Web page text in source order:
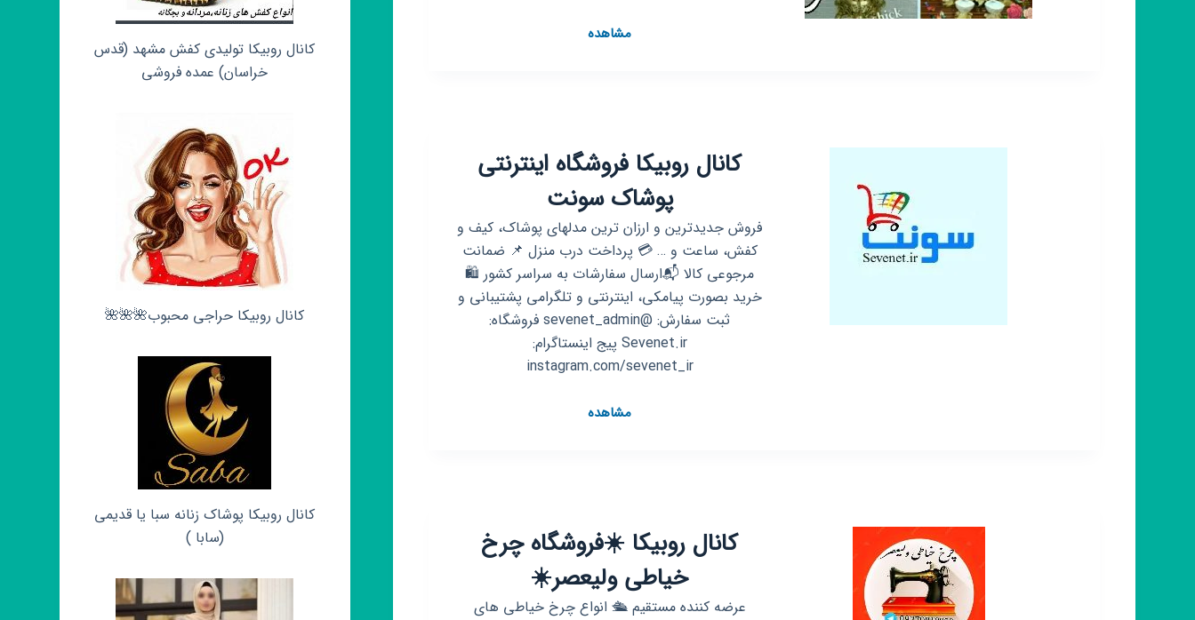
مشاهدهکانال
مدیریت
💣
💣
کانال روبیکا فروشگاه اینترنتی
پوشاک سونت
فروش جدیدترین و ارزان ترین مدلهای پوشاک، کیف و
کفش، ساعت و … 💳 پرداخت درب منزل 📌 ضمانت
مرجوعی کالا 📬ارسال سفارشات به سراسر کشور 🛍
خرید بصورت پیامکی، اینترنتی و تلگرامی پشتیبانی و
ثبت سفارش: @sevenet_admin فروشگاه:
Sevenet.ir پیج اینستاگرام:
instagram.com/sevenet_ir
مشاهدهکانال
کانال روبیکا ☀️فروشگاه چرخ
خیاطی ولیعصر☀️
عرضه کننده مستقیم 🛳 انواع چرخ خیاطی های
کانال روبیکا تولیدی کفش مشهد (قدس
خراسان) عمده فروشی
کانال روبیکا حراجی محبوب🌺🌺🌺
کانال روبیکا پوشاک زنانه سبا یا قدیمی
(سابا )